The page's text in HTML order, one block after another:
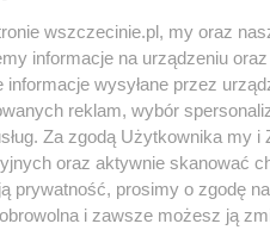
wszczecinie.pl, my oraz
informacje na urządzeniu
informacje wysyłane przez
reklam, wybór
Za zgodą Użytkownika my
oraz aktywnie skanować
prywatność, prosimy o zgodę
i zawsze możesz ją